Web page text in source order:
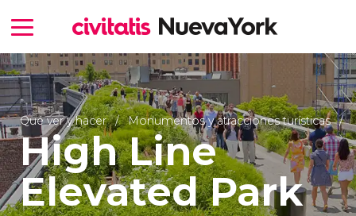
Qué ver y hacer Monumentos y atracciones turísticas
High Line
Elevated Park